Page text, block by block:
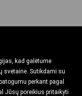
kad galėtume
svetaine. Sutikdami su
perkant pagal
Jūsų poreikius pritaikyti